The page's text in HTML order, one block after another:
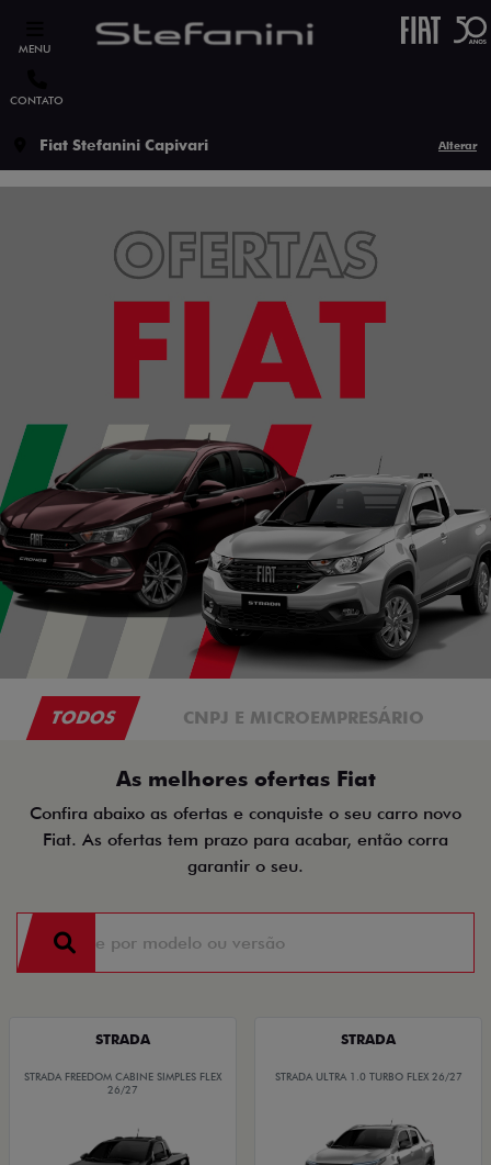
MENU
CONTATO
Fiat Stefanini Capivari Alterar
TODOS CNPJ E MICROEMPRESÁRIO
As melhores ofertas Fiat
Confira abaixo as ofertas e conquiste o seu carro novo
Fiat. As ofertas tem prazo para acabar, então corra
garantir o seu.
STRADA
STRADA FREEDOM CABINE SIMPLES FLEX
26/27
STRADA
STRADA ULTRA 1.0 TURBO FLEX 26/27